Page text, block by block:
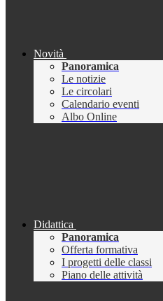
Novità
Panoramica
Le notizie
Le circolari
Calendario eventi
Albo Online
Didattica
Panoramica
Offerta formativa
I progetti delle classi
Piano delle attività